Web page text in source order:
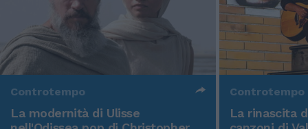
Controtempo
La modernità di Ulisse
Controtempo
La rinascita